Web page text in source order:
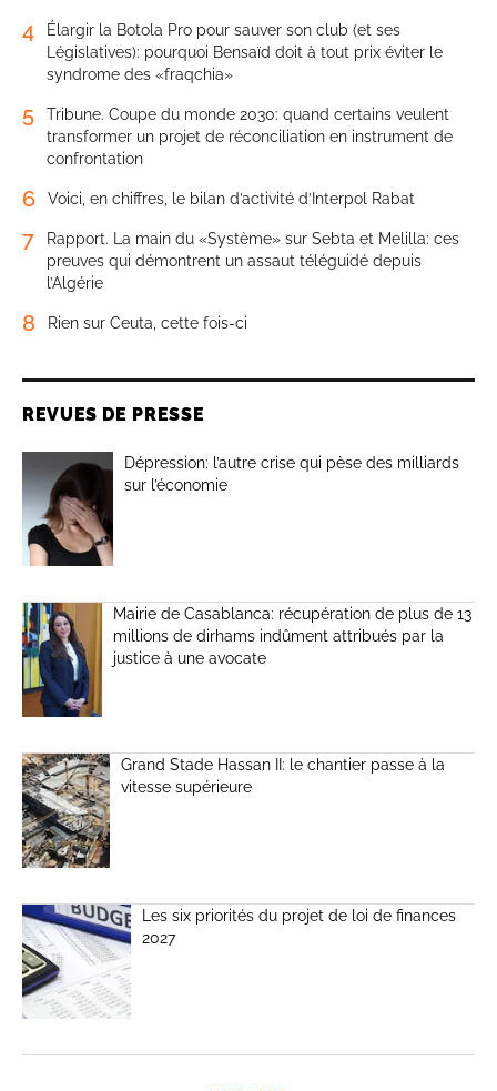
4
Élargir la Botola Pro pour sauver son club (et ses
Législatives): pourquoi Bensaïd doit à tout prix éviter le
syndrome des «fraqchia»
5
Tribune. Coupe du monde 2030: quand certains veulent
transformer un projet de réconciliation en instrument de
confrontation
6 Voici, en chiffres, le bilan d’activité d’Interpol Rabat
7
Rapport. La main du «Système» sur Sebta et Melilla: ces
preuves qui démontrent un assaut téléguidé depuis
l’Algérie
8 Rien sur Ceuta, cette fois-ci
REVUES DE PRESSE
Dépression: l’autre crise qui pèse des milliards
sur l’économie
Mairie de Casablanca: récupération de plus de 13
millions de dirhams indûment attribués par la
justice à une avocate
Grand Stade Hassan II: le chantier passe à la
vitesse supérieure
Les six priorités du projet de loi de finances
2027